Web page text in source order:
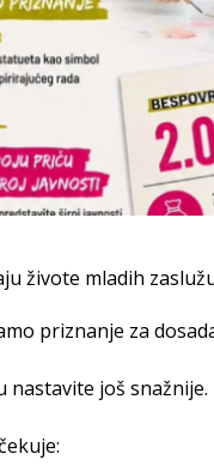
živote mladih
priznanje za
nastavite još snažnije.